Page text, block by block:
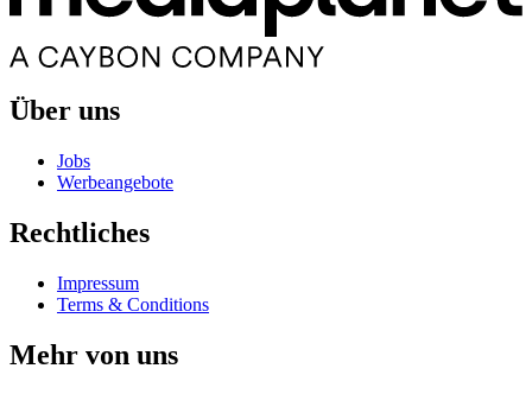
Über uns
Jobs
Werbeangebote
Rechtliches
Impressum
Terms & Conditions
Mehr von uns